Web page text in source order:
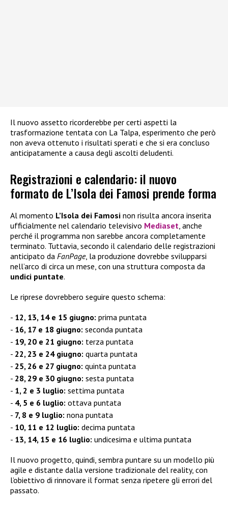
Il nuovo assetto ricorderebbe per certi aspetti la
trasformazione tentata con La Talpa, esperimento che però
non aveva ottenuto i risultati sperati e che si era concluso
anticipatamente a causa degli ascolti deludenti.
Registrazioni e calendario: il nuovo
formato de L’Isola dei Famosi prende forma
Al momento L’Isola dei Famosi non risulta ancora inserita
ufficialmente nel calendario televisivo Mediaset , anche
perché il programma non sarebbe ancora completamente
terminato. Tuttavia, secondo il calendario delle registrazioni
anticipato da FanPage, la produzione dovrebbe svilupparsi
nell’arco di circa un mese, con una struttura composta da
undici puntate.
Le riprese dovrebbero seguire questo schema:
12, 13, 14 e 15 giugno: prima puntata
16, 17 e 18 giugno: seconda puntata
19, 20 e 21 giugno: terza puntata
22, 23 e 24 giugno: quarta puntata
25, 26 e 27 giugno: quinta puntata
28, 29 e 30 giugno: sesta puntata
1, 2 e 3 luglio: settima puntata
4, 5 e 6 luglio: ottava puntata
7, 8 e 9 luglio: nona puntata
10, 11 e 12 luglio: decima puntata
13, 14, 15 e 16 luglio: undicesima e ultima puntata
Il nuovo progetto, quindi, sembra puntare su un modello più
agile e distante dalla versione tradizionale del reality, con
l’obiettivo di rinnovare il format senza ripetere gli errori del
passato.